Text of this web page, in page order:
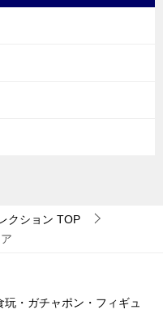
クション TOP
玩・ガチャポン・フィギュ